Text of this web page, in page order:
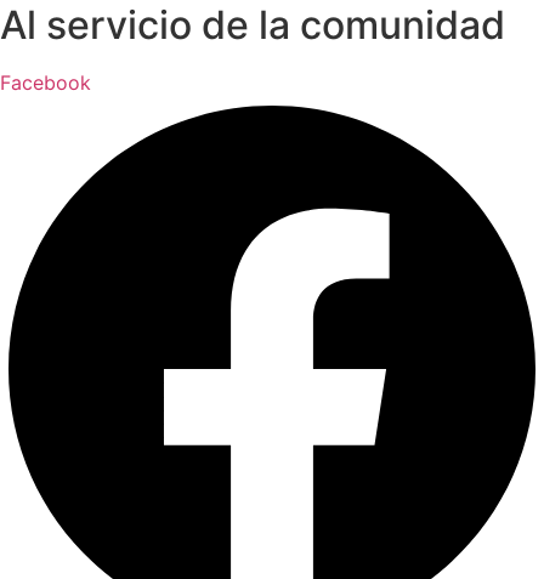
Al servicio de la comunidad
Facebook